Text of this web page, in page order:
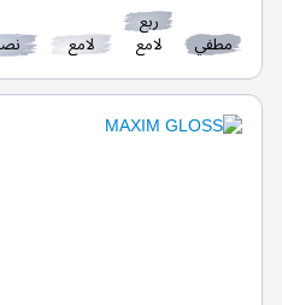
مطفي
ربع
لامع لامع